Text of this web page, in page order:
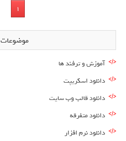
1
موضوعات
آموزش و ترفند ها
دانلود اسکریپت
دانلود قالب وب سایت
دانلود متفرقه
دانلود نرم افزار